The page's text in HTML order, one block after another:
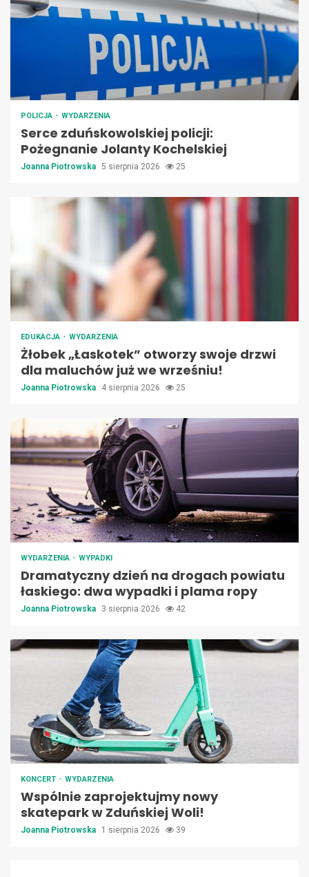
POLICJA WYDARZENIA
Serce zduńskowolskiej policji:
Pożegnanie Jolanty Kochelskiej
Joanna Piotrowska 5 sierpnia 2026 25
EDUKACJA WYDARZENIA
Żłobek „Łaskotek” otworzy swoje drzwi
dla maluchów już we wrześniu!
Joanna Piotrowska 4 sierpnia 2026 25
WYDARZENIA WYPADKI
Dramatyczny dzień na drogach powiatu
łaskiego: dwa wypadki i plama ropy
Joanna Piotrowska 3 sierpnia 2026 42
KONCERT WYDARZENIA
Wspólnie zaprojektujmy nowy
skatepark w Zduńskiej Woli!
Joanna Piotrowska 1 sierpnia 2026 39